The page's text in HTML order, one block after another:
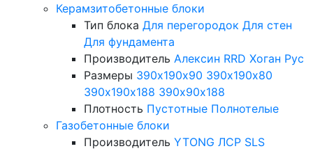
Керамзитобетонные блоки
Тип блока Для перегородок Для стен
Для фундамента
Производитель Алексин RRD Хоган Рус
Размеры 390х190х90 390х190х80
390х190х188 390х90х188
Плотность Пустотные Полнотелые
Газобетонные блоки
Производитель YTONG ЛСР SLS